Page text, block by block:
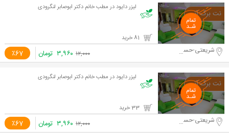
لیزر دایود در مطب خانم دکتر ابوصابر لنگرودی
٪67 شریعتی-حسینیه ارشاد ۱۲,۰۰۰ ۳,۹۶۰ تومان
لیزر دایود در مطب خانم دکتر ابوصابر لنگرودی
٪67 شریعتی-حسینیه ارشاد ۱۲,۰۰۰ ۳,۹۶۰ تومان